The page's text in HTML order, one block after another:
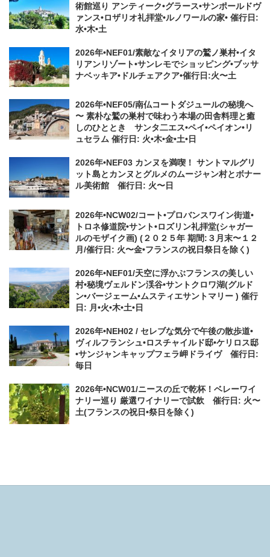
術館巡り アンティーク•グラース•サンポールドヴ
ァンス•ロザリオ礼拝堂•ルノワールの家• 催行日:
水•木•土
2026年•NEF01/素敵なイタリアの鷲ノ巣村•イタ
リアンリゾート•サンレモでショッピング•ブッサ
ナベッキア•ドルチェアクア•催行日:火〜土
2026年•NEF05/南仏コートダジュールの秘境へ
〜 素朴な鷲の巣村で味わう本場の田舎料理と癒
しのひととき サンタ二エス•ペイ•ペイオン•リ
ュセラム 催行日: 火•木•金•土•日
2026年•NEF03 カンヌを満喫！ サントマルグリ
ット島とカンヌとグルメのムージャン村とボナー
ル美術館 催行日: 火〜日
2026年•NCW02/コート•プロバンスワイン街道•
トロネ修道院•サント•ロズリン礼拝堂(シャガー
ルのモザイク画) (２０２５年 期間:３月末〜１２
月/催行日: 火〜金•フランスの祝日祭日を除く)
2026年•NEF01/天空に浮かぶフランスの美しい
村•秘境ヴェルドン渓谷•サントクロワ湖(グルド
ン•バージェーム•ムスティエサントマリー ) 催行
日: 月•火•木•土•日
2026年•NEH02 / セレブな気分で午後の散歩道•
ヴィルフランシュ•ロスチャイルド邸•ケリロス邸
•サンジャンキャップフェラ岬ドライヴ 催行日:
毎日
2026年•NCW01/ニースの丘で乾杯！ベレーワイ
ナリー巡り 厳選ワイナリーで試飲 催行日: 火〜
土(フランスの祝日•祭日を除く)